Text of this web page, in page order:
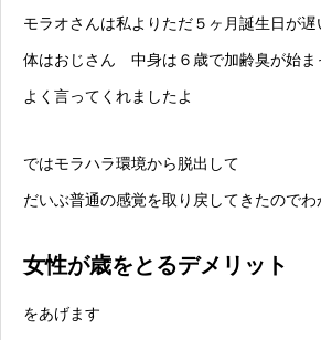
モラオさんは私よりただ５ヶ月誕生日が
体はおじさん 中身は６歳で加齢臭が始ま
よく言ってくれましたよ
ではモラハラ環境から脱出して
だいぶ普通の感覚を取り戻してきたのでわ
女性が歳をとるデメリット
をあげます